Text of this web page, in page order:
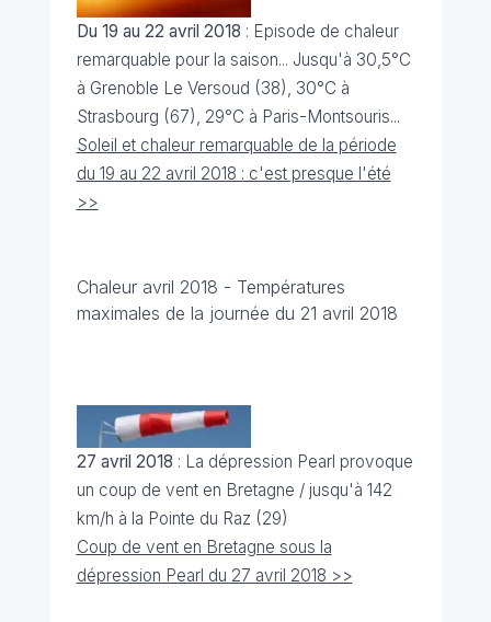
Du 19 au 22 avril 2018 : Episode de chaleur
remarquable pour la saison... Jusqu'à 30,5°C
à Grenoble Le Versoud (38), 30°C à
Strasbourg (67), 29°C à Paris-Montsouris...
Soleil et chaleur remarquable de la période
du 19 au 22 avril 2018 : c'est presque l'été
>>
Chaleur avril 2018 - Températures
maximales de la journée du 21 avril 2018
27 avril 2018 : La dépression Pearl provoque
un coup de vent en Bretagne / jusqu'à 142
km/h à la Pointe du Raz (29)
Coup de vent en Bretagne sous la
dépression Pearl du 27 avril 2018 >>